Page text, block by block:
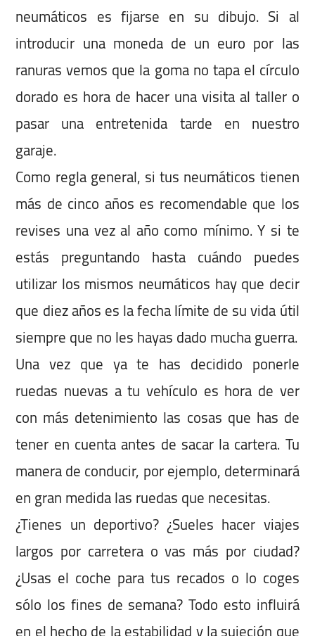
neumáticos es fijarse en su dibujo. Si al
introducir una moneda de un euro por las
ranuras vemos que la goma no tapa el círculo
dorado es hora de hacer una visita al taller o
pasar una entretenida tarde en nuestro
garaje.
Como regla general, si tus neumáticos tienen
más de cinco años es recomendable que los
revises una vez al año como mínimo. Y si te
estás preguntando hasta cuándo puedes
utilizar los mismos neumáticos hay que decir
que diez años es la fecha límite de su vida útil
siempre que no les hayas dado mucha guerra.
Una vez que ya te has decidido ponerle
ruedas nuevas a tu vehículo es hora de ver
con más detenimiento las cosas que has de
tener en cuenta antes de sacar la cartera. Tu
manera de conducir, por ejemplo, determinará
en gran medida las ruedas que necesitas.
¿Tienes un deportivo? ¿Sueles hacer viajes
largos por carretera o vas más por ciudad?
¿Usas el coche para tus recados o lo coges
sólo los fines de semana? Todo esto influirá